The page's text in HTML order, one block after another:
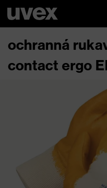
ochranná
contact ergo